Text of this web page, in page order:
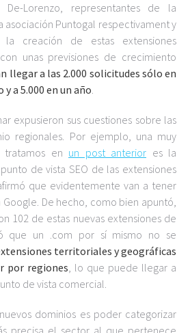
Lorenzo, representantes de la
asociación Puntogal respectivament y
creación de estas extensiones
unas previsiones de crecimiento
llegar a las 2.000 solicitudes sólo en
a 5.000 en un año.
expusieron sus cuestiones sobre las
regionales. Por ejemplo, una muy
en un post anterior es la
de vista SEO de las extensiones
que evidentemente van a tener
De hecho, como bien apuntó,
102 de estas nuevas extensiones de
que un .com por sí mismo no se
territoriales y geográficas
por regiones, lo que puede llegar a
de vista comercial.
dominios es poder categorizar
precisa el sector al que pertenece